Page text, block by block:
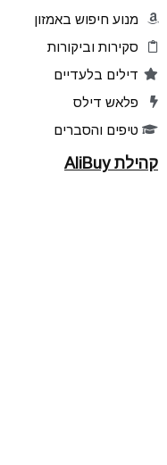
מנוע חיפוש באמזון
סקירות וביקורות
דילים בלעדיים
פלאש דילס
טיפים והסברים
קהילת AliBuy